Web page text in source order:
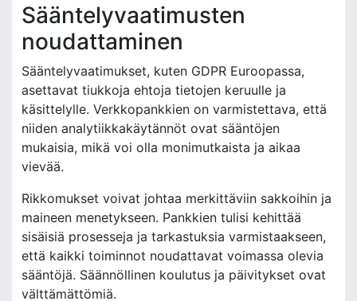
Sääntelyvaatimusten
noudattaminen
Sääntelyvaatimukset, kuten GDPR Euroopassa,
asettavat tiukkoja ehtoja tietojen keruulle ja
käsittelylle. Verkkopankkien on varmistettava, että
niiden analytiikkakäytännöt ovat sääntöjen
mukaisia, mikä voi olla monimutkaista ja aikaa
vievää.
Rikkomukset voivat johtaa merkittäviin sakkoihin ja
maineen menetykseen. Pankkien tulisi kehittää
sisäisiä prosesseja ja tarkastuksia varmistaakseen,
että kaikki toiminnot noudattavat voimassa olevia
sääntöjä. Säännöllinen koulutus ja päivitykset ovat
välttämättömiä.